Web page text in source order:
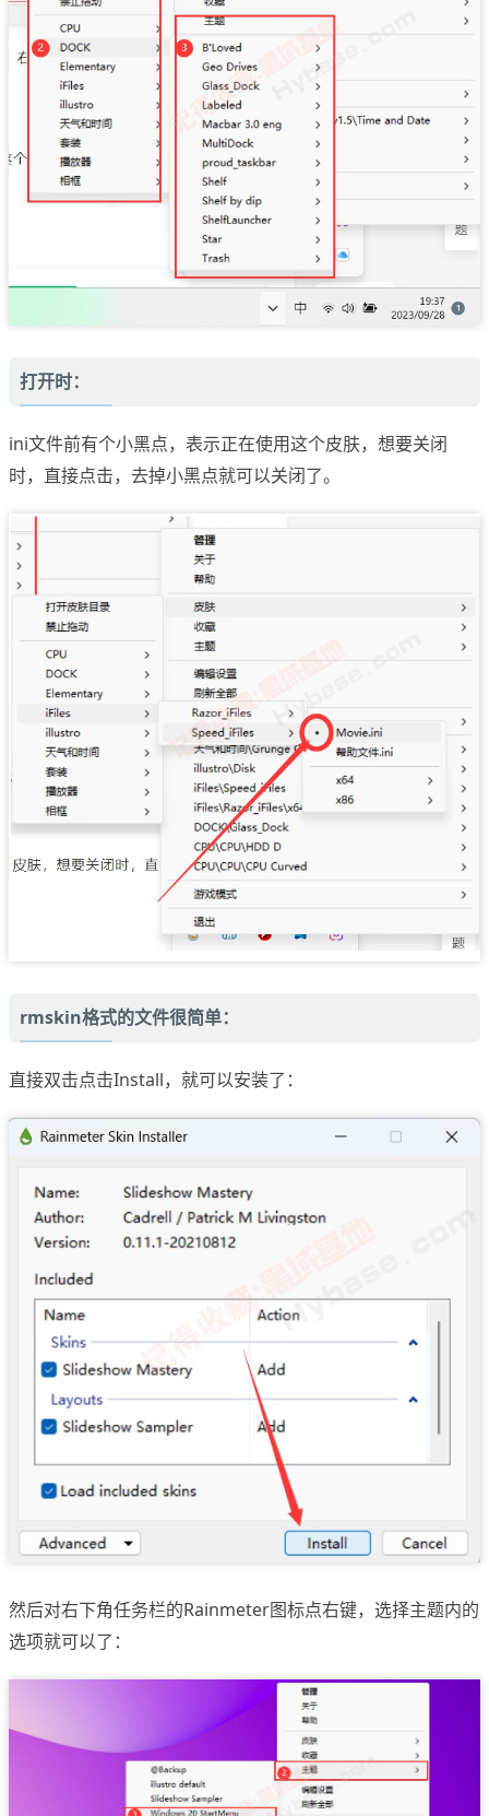
打开时：
ini文件前有个小黑点，表示正在使用这个皮肤，想要关闭
时，直接点击，去掉小黑点就可以关闭了。
rmskin格式的文件很简单：
直接双击点击Install，就可以安装了：
然后对右下角任务栏的Rainmeter图标点右键，选择主题内的
选项就可以了：